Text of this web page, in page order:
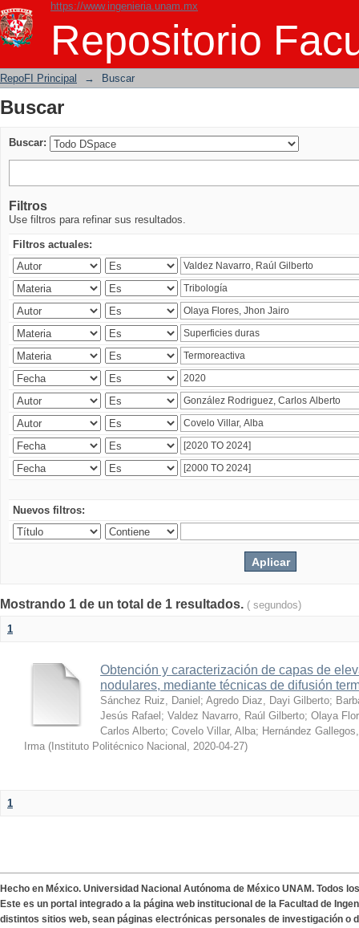
https://www.ingenieria.unam.mx
Repositorio
Buscar
RepoFI Principal → Buscar
Buscar
Buscar:
Filtros
Use filtros para refinar sus resultados.
Filtros actuales:
Nuevos filtros:
Mostrando 1 de un total de 1 resultados. ( segundos)
1
Obtención y caracterización de capas de
nodulares, mediante técnicas de difusión
Sánchez Ruiz, Daniel ; Agredo Diaz, Dayi Gilberto;
Jesús Rafael ; Valdez Navarro, Raúl Gilberto; Olaya
Carlos Alberto; Covelo Villar, Alba; Hernández
Irma ( Instituto Politécnico Nacional , 2020-04-27)
1
Hecho en México. Universidad Nacional Autónoma de México UNAM. Todos
Este es un portal integrado a la página web institucional de la Facultad de
distintos sitios web, sean páginas electrónicas personales de investigación o